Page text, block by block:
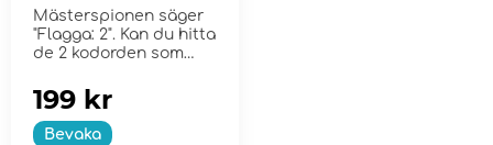
Mästerspionen säger
"Flagga: 2". Kan du hitta
de 2 kodorden som
Bevaka
199 kr